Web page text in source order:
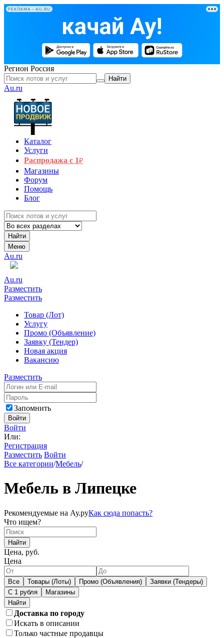
РЕКЛАМА • AU.RU
Регион Россия
Найти
Au.ru
Каталог
Услуги
Распродажа с 1₽
Магазины
Форум
Помощь
Блог
Найти
Меню
Au.ru
Au.ru
Разместить
Разместить
Товар (Лот)
Услугу
Промо (Объявление)
Заявку (Тендер)
Новая акция
Вакансию
Разместить
Запомнить
Войти
Войти
Или:
Регистрация
Разместить Войти
Все категории/Мебель/
Мебель в Липецке
Рекомендуемые на Ау.руКак сюда попасть?
Что ищем?
Найти
Цена, руб.
Цена
Все Товары (Лоты) Промо (Объявления)
Заявки (Тендеры)
С 1 рубля
Магазины
Доставка по городу
Искать в описании
Только частные продавцы